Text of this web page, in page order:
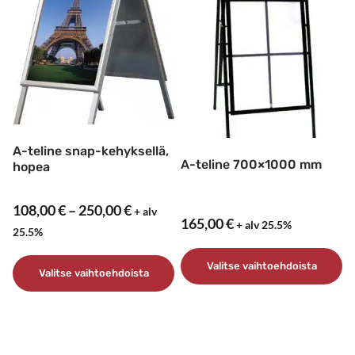
muunnelma.
Voit
tehdä
valinnat
tuotteen
sivulla.
A-teline snap-kehyksellä,
hopea
108,00€– 250,00€Hintaluokka:
108,00 €
250,00 €
+ alv
25.5%
Valitse vaihtoehdoista
A-teline 700×1000 mm
165,00€+ alv 25.5%
Valitse vaihtoehdoista